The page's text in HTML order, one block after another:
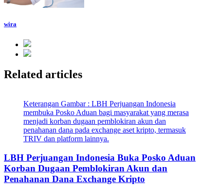
wira
Related articles
Keterangan Gambar : LBH Perjuangan Indonesia
membuka Posko Aduan bagi masyarakat yang merasa
menjadi korban dugaan pemblokiran akun dan
penahanan dana pada exchange aset kripto, termasuk
TRIV dan platform lainnya.
LBH Perjuangan Indonesia Buka Posko Aduan
Korban Dugaan Pemblokiran Akun dan
Penahanan Dana Exchange Kripto